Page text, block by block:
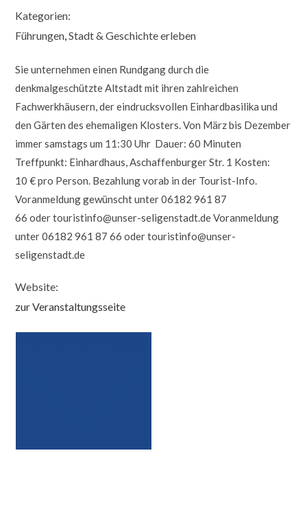
Kategorien:
Führungen,Stadt & Geschichte erleben
Sie unternehmen einen Rundgang durch die
denkmalgeschützte Altstadt mit ihren zahlreichen
Fachwerkhäusern, der eindrucksvollen Einhardbasilika und
den Gärten des ehemaligen Klosters. Von März bis Dezember
immer samstags um 11:30 Uhr Dauer: 60 Minuten
Treffpunkt: Einhardhaus, Aschaffenburger Str. 1 Kosten:
10 € pro Person. Bezahlung vorab in der Tourist-Info.
Voranmeldung gewünscht unter 06182 961 87
66 oder touristinfo@unser-seligenstadt.de Voranmeldung
unter 06182 961 87 66 oder touristinfo@unser-
seligenstadt.de
Website:
zur Veranstaltungsseite